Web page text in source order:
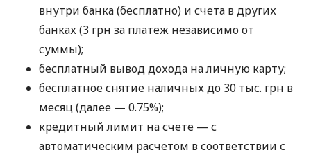
внутри банка (бесплатно) и счета в других
банках (3 грн за платеж независимо от
суммы);
бесплатный вывод дохода на личную карту;
бесплатное снятие наличных до 30 тыс. грн в
месяц (далее — 0.75%);
кредитный лимит на счете — с
автоматическим расчетом в соответствии с